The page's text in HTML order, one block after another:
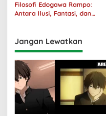
Filosofi Edogawa Rampo:
Antara Ilusi, Fantasi, dan
Jangan Lewatkan